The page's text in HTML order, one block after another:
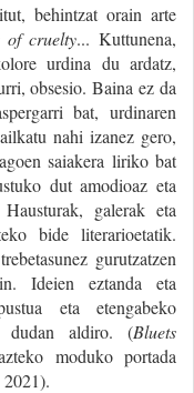
behintzat orain arte
of cruelty... Kuttunena,
urdina du ardatz,
obsesio. Baina ez da
bat, urdinaren
nahi izanez gero,
saiakera liriko bat
dut amodioaz eta
galerak eta
bide literarioetatik.
gurutzatzen
Ideien eztanda eta
eta etengabeko
dudan aldiro. (Bluets
moduko portada
2021).